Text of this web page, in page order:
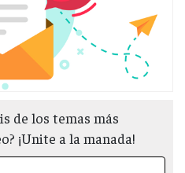
de los temas más
¡Unite a la manada!